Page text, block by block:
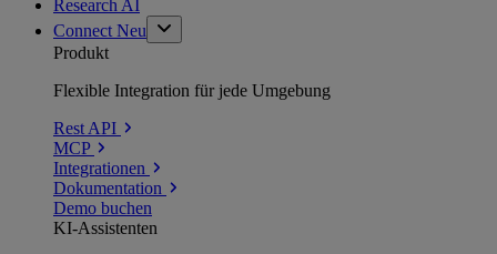
Research AI
Connect Neu
Produkt
Flexible Integration für jede Umgebung
Rest API
MCP
Integrationen
Dokumentation
Demo buchen
KI-Assistenten